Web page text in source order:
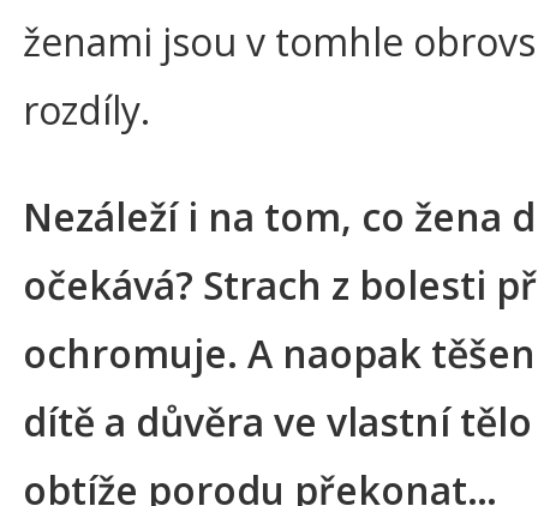
ženami jsou v tomhle
rozdíly.
Nezáleží i na tom, co žena
očekává? Strach z bolesti
ochromuje. A naopak
dítě a důvěra ve vlastní
obtíže porodu překonat…